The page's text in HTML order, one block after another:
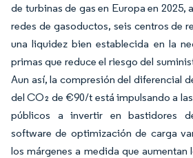
de turbinas de gas en Europa en 2025,
redes de gasoductos, seis centros de
una liquidez bien establecida en la
primas que reduce el riesgo del
Aun así, la compresión del diferencial
del CO₂ de €90/t está impulsando a
públicos a invertir en bastidores
software de optimización de carga
los márgenes a medida que aumentan